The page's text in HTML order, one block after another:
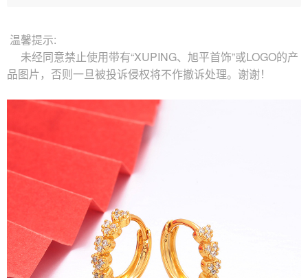
温馨提示:
未经同意禁止使用带有“XUPING、旭平首饰”或LOGO的产
品图片，否则一旦被投诉侵权将不作撤诉处理。谢谢！